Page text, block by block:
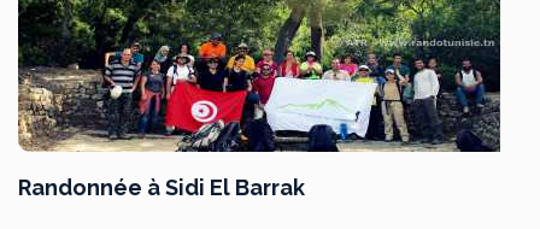
Randonnée à Sidi El Barrak